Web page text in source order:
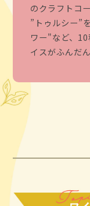
のクラフトコー
”トゥルシー”
ワー"など、
イスがふんだ